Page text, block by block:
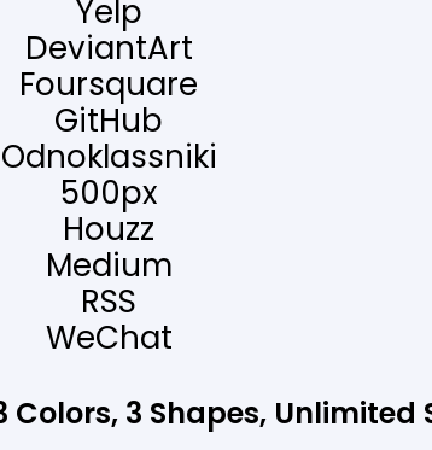
Yelp
DeviantArt
Foursquare
GitHub
Odnoklassniki
500px
Houzz
Medium
RSS
WeChat
Colors, 3 Shapes, Unlimited